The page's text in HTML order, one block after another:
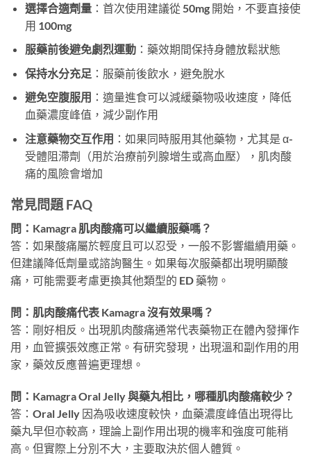
選擇合適劑量：首次使用建議從 50mg 開始，不要直接使
用 100mg
服藥前後避免劇烈運動：藥效期間保持身體放鬆狀態
保持水分充足 ：服藥前後飲水，避免脫水
避免空腹服用 ：適量進食可以減緩藥物吸收速度，降低
血藥濃度峰值，減少副作用
注意藥物交互作用 ：如果同時服用其他藥物，尤其是 α-
受體阻滯劑（用於治療前列腺增生或高血壓），肌肉酸
痛的風險會增加
常見問題 FAQ
問：Kamagra 肌肉酸痛可以繼續服藥嗎？
答：如果酸痛屬於輕度且可以忍受，一般不影響繼續用藥。
但建議降低劑量或諮詢醫生。如果每次服藥都出現明顯酸
痛，可能需要考慮更換其他類型的 ED 藥物。
問：肌肉酸痛代表 Kamagra 沒有效果嗎？
答：剛好相反。出現肌肉酸痛通常代表藥物正在體內發揮作
用，血管擴張效應正常。有研究發現，出現溫和副作用的用
家，藥效反應普遍更理想。
問：Kamagra Oral Jelly 與藥丸相比，哪種肌肉酸痛較少？
答：Oral Jelly 因為吸收速度較快，血藥濃度峰值出現得比
藥丸早但亦較高，理論上副作用出現的機率和強度可能稍
高。但實際上分別不大，主要取決於個人體質。